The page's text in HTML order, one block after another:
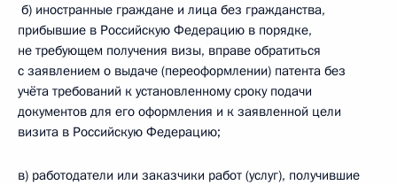
б) иностранные граждане и лица без гражданства,
прибывшие в Российскую Федерацию в порядке,
не требующем получения визы, вправе обратиться
с заявлением о выдаче (переоформлении) патента без
учёта требований к установленному сроку подачи
документов для его оформления и к заявленной цели
визита в Российскую Федерацию;
в) работодатели или заказчики работ (услуг), получившие